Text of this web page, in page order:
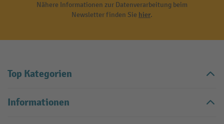
Nähere Informationen zur Datenverarbeitung beim
Newsletter finden Sie hier.
Top Kategorien
Informationen